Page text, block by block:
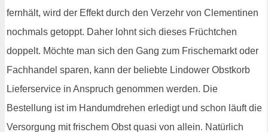
fernhält, wird der Effekt durch den Verzehr von Clementinen
nochmals getoppt. Daher lohnt sich dieses Früchtchen
doppelt. Möchte man sich den Gang zum Frischemarkt oder
Fachhandel sparen, kann der beliebte Lindower Obstkorb
Lieferservice in Anspruch genommen werden. Die
Bestellung ist im Handumdrehen erledigt und schon läuft die
Versorgung mit frischem Obst quasi von allein. Natürlich